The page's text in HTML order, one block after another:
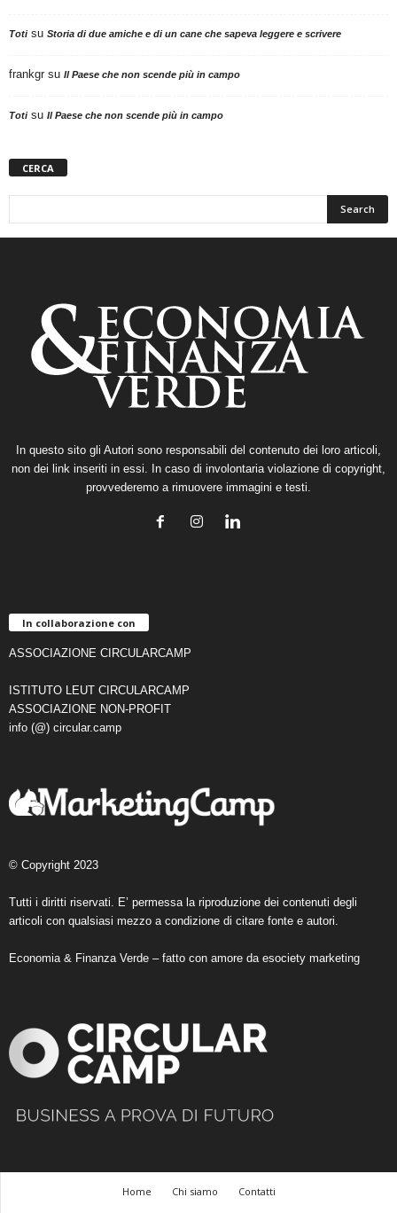
Totisu Storia di due amiche e di un cane che sapeva leggere e scrivere
frankgr su Il Paese che non scende più in campo
Totisu Il Paese che non scende più in campo
CERCA
In questo sito gli Autori sono responsabili del contenuto dei loro articoli,
non dei link inseriti in essi. In caso di involontaria violazione di copyright,
provvederemo a rimuovere immagini e testi.
In collaborazione con
ASSOCIAZIONE CIRCULARCAMP
ISTITUTO LEUT CIRCULARCAMP
ASSOCIAZIONE NON-PROFIT
info (@) circular.camp
© Copyright 2023
Tutti i diritti riservati. E’ permessa la riproduzione dei contenuti degli
articoli con qualsiasi mezzo a condizione di citare fonte e autori.
Economia & Finanza Verde – fatto con amore da esociety marketing
Home Chi siamo
Contatti